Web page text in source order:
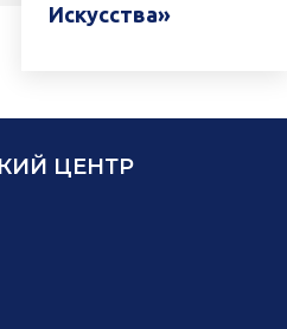
Искусства»
ЦЕНТР